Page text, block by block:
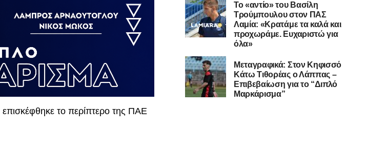
το περίπτερο της ΠΑΕ
Το «αντίο» του Βασίλη
Τρούμπουλου στον ΠΑΣ
Λαμία: «Κρατάμε τα καλά και
προχωράμε. Ευχαριστώ για
όλα»
Μεταγραφικά: Στον Κηφισσό
Κάτω Τιθορέας ο Λάππας –
Επιβεβαίωση για το “Διπλό
Μαρκάρισμα”